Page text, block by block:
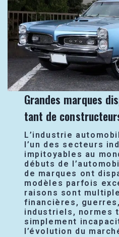
Grandes marques
tant de
L’industrie
l’un des secteurs
impitoyables au
débuts de
de marques ont
modèles parfois
raisons sont
financières,
industriels, normes
simplement
l’évolution du